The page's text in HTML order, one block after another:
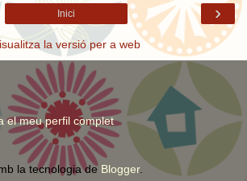
›
Inici
la versió per a web
el meu perfil complet
la tecnologia de Blogger.